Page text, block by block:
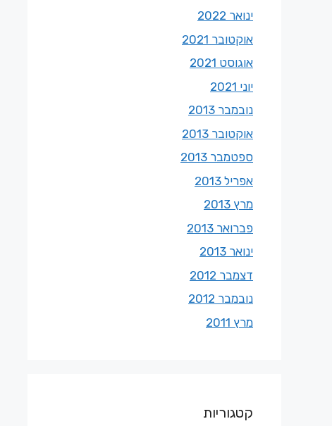
ינואר 2022
אוקטובר 2021
אוגוסט 2021
יוני 2021
נובמבר 2013
אוקטובר 2013
ספטמבר 2013
אפריל 2013
מרץ 2013
פברואר 2013
ינואר 2013
דצמבר 2012
נובמבר 2012
מרץ 2011
קטגוריות